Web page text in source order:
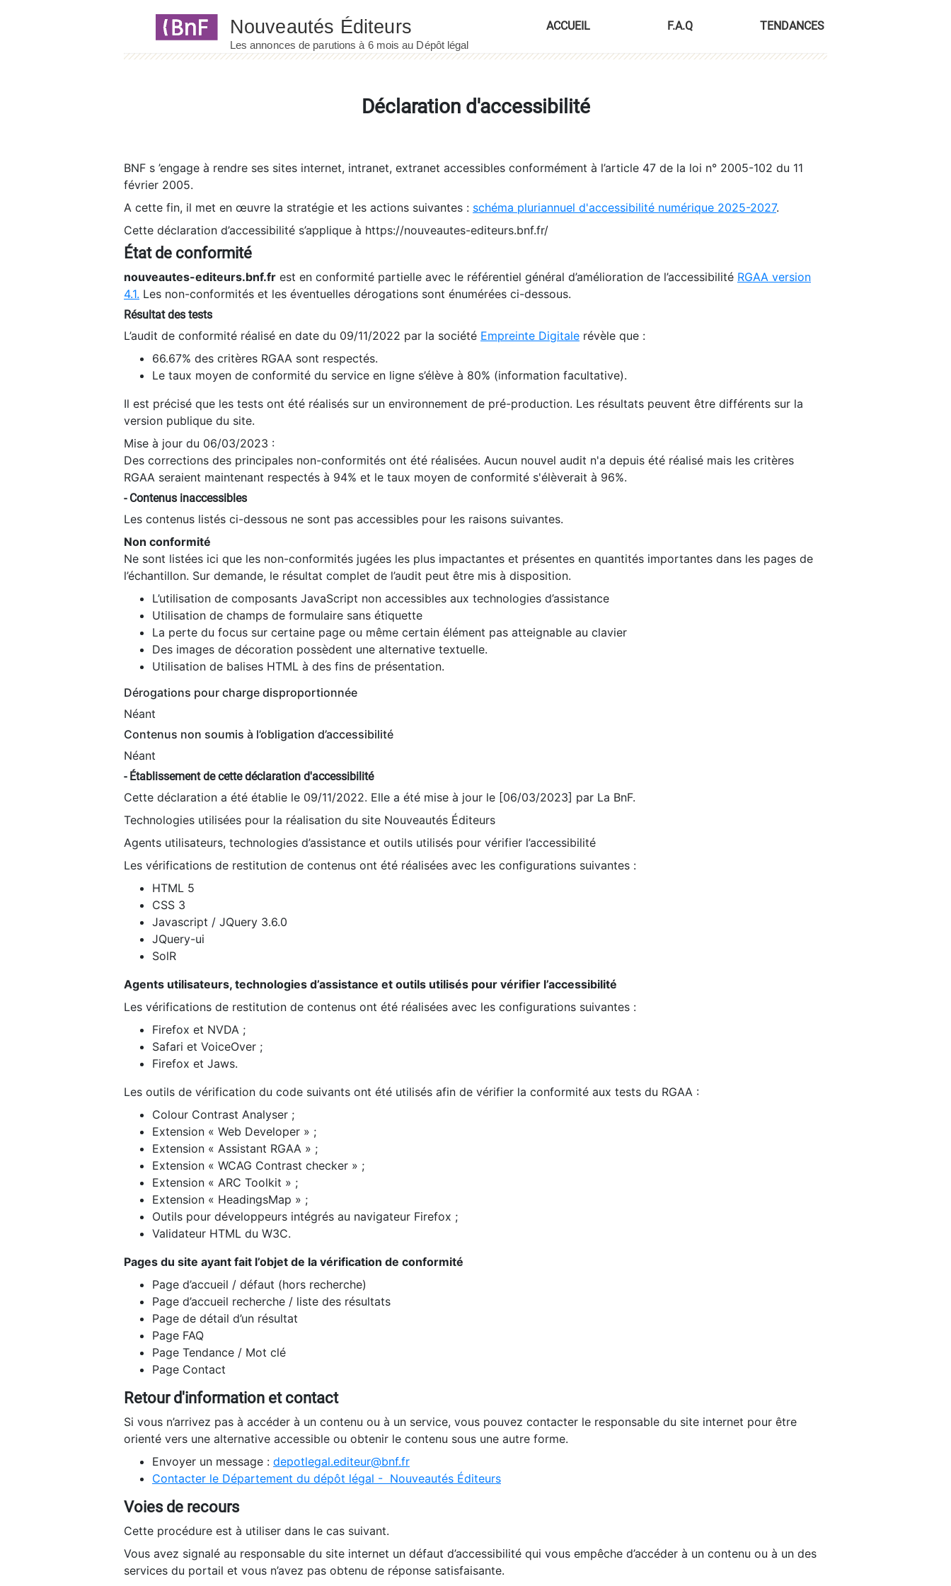
ACCUEIL F.A.Q TENDANCES
Déclaration d'accessibilité
BNF s ’engage à rendre ses sites internet, intranet, extranet accessibles conformément à l’article 47 de la loi n° 2005-102 du 11
février 2005.
A cette fin, il met en œuvre la stratégie et les actions suivantes : schéma pluriannuel d'accessibilité numérique 2025-2027.
Cette déclaration d’accessibilité s’applique à https://nouveautes-editeurs.bnf.fr/
État de conformité
nouveautes-editeurs.bnf.fr est en conformité partielle avec le référentiel général d’amélioration de l’accessibilité RGAA version
4.1. Les non-conformités et les éventuelles dérogations sont énumérées ci-dessous.
Résultat des tests
L’audit de conformité réalisé en date du 09/11/2022 par la société Empreinte Digitale révèle que :
66.67% des critères RGAA sont respectés.
Le taux moyen de conformité du service en ligne s’élève à 80% (information facultative).
Il est précisé que les tests ont été réalisés sur un environnement de pré-production. Les résultats peuvent être différents sur la
version publique du site.
Mise à jour du 06/03/2023 :
Des corrections des principales non-conformités ont été réalisées. Aucun nouvel audit n'a depuis été réalisé mais les critères
RGAA seraient maintenant respectés à 94% et le taux moyen de conformité s'élèverait à 96%.
- Contenus inaccessibles
Les contenus listés ci-dessous ne sont pas accessibles pour les raisons suivantes.
Non conformité
Ne sont listées ici que les non-conformités jugées les plus impactantes et présentes en quantités importantes dans les pages de
l’échantillon. Sur demande, le résultat complet de l’audit peut être mis à disposition.
L’utilisation de composants JavaScript non accessibles aux technologies d’assistance
Utilisation de champs de formulaire sans étiquette
La perte du focus sur certaine page ou même certain élément pas atteignable au clavier
Des images de décoration possèdent une alternative textuelle.
Utilisation de balises HTML à des fins de présentation.
Dérogations pour charge disproportionnée
Néant
Contenus non soumis à l’obligation d’accessibilité
Néant
- Établissement de cette déclaration d'accessibilité
Cette déclaration a été établie le 09/11/2022. Elle a été mise à jour le [06/03/2023] par La BnF.
Technologies utilisées pour la réalisation du site Nouveautés Éditeurs
Agents utilisateurs, technologies d’assistance et outils utilisés pour vérifier l’accessibilité
Les vérifications de restitution de contenus ont été réalisées avec les configurations suivantes :
HTML 5
CSS 3
Javascript / JQuery 3.6.0
JQuery-ui
SolR
Agents utilisateurs, technologies d’assistance et outils utilisés pour vérifier l’accessibilité
Les vérifications de restitution de contenus ont été réalisées avec les configurations suivantes :
Firefox et NVDA ;
Safari et VoiceOver ;
Firefox et Jaws.
Les outils de vérification du code suivants ont été utilisés afin de vérifier la conformité aux tests du RGAA :
Colour Contrast Analyser ;
Extension « Web Developer » ;
Extension « Assistant RGAA » ;
Extension « WCAG Contrast checker » ;
Extension « ARC Toolkit » ;
Extension « HeadingsMap » ;
Outils pour développeurs intégrés au navigateur Firefox ;
Validateur HTML du W3C.
Pages du site ayant fait l’objet de la vérification de conformité
Page d’accueil / défaut (hors recherche)
Page d’accueil recherche / liste des résultats
Page de détail d’un résultat
Page FAQ
Page Tendance / Mot clé
Page Contact
Retour d'information et contact
Si vous n’arrivez pas à accéder à un contenu ou à un service, vous pouvez contacter le responsable du site internet pour être
orienté vers une alternative accessible ou obtenir le contenu sous une autre forme.
Envoyer un message : depotlegal.editeur@bnf.fr
Contacter le Département du dépôt légal - Nouveautés Éditeurs
Voies de recours
Cette procédure est à utiliser dans le cas suivant.
Vous avez signalé au responsable du site internet un défaut d’accessibilité qui vous empêche d’accéder à un contenu ou à un des
services du portail et vous n’avez pas obtenu de réponse satisfaisante.